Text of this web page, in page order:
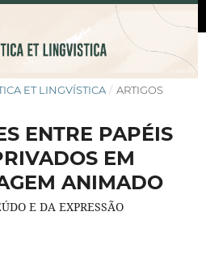
ET LINGVÍSTICA / ARTIGOS
ENTRE PAPÉIS
EM
ANIMADO
E DA EXPRESSÃO